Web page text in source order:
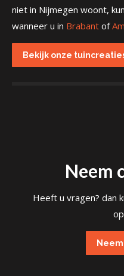
niet in Nijmegen woont,
wanneer u in Brabant of
Bekijk onze
Neem
Heeft u vragen? dan